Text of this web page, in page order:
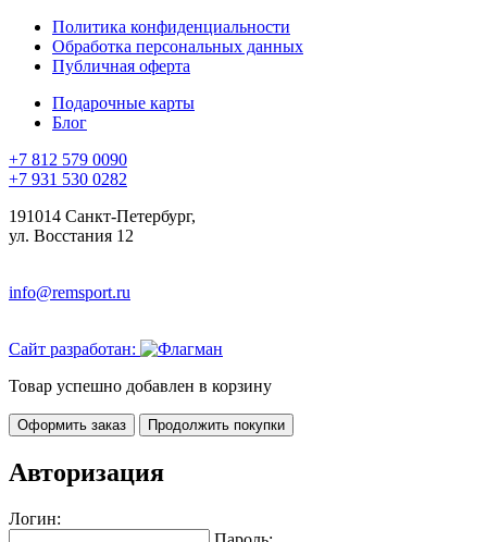
Политика конфиденциальности
Обработка персональных данных
Публичная оферта
Подарочные карты
Блог
+7 812 579 0090
+7 931 530 0282
191014 Санкт-Петербург,
ул. Восстания 12
info@remsport.ru
Сайт разработан:
Товар успешно добавлен в корзину
Оформить заказ Продолжить покупки
Авторизация
Логин: